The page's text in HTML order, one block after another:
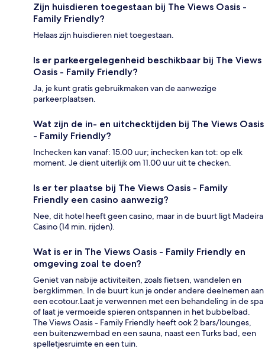
Zijn huisdieren toegestaan bij The Views Oasis -
Family Friendly?
Helaas zijn huisdieren niet toegestaan.
Is er parkeergelegenheid beschikbaar bij The Views
Oasis - Family Friendly?
Ja, je kunt gratis gebruikmaken van de aanwezige
parkeerplaatsen.
Wat zijn de in- en uitchecktijden bij The Views Oasis
- Family Friendly?
Inchecken kan vanaf: 15.00 uur; inchecken kan tot: op elk
moment. Je dient uiterlijk om 11.00 uur uit te checken.
Is er ter plaatse bij The Views Oasis - Family
Friendly een casino aanwezig?
Nee, dit hotel heeft geen casino, maar in de buurt ligt Madeira
Casino (14 min. rijden).
Wat is er in The Views Oasis - Family Friendly en
omgeving zoal te doen?
Geniet van nabije activiteiten, zoals fietsen, wandelen en
bergklimmen. In de buurt kun je onder andere deelnemen aan
een ecotour.Laat je verwennen met een behandeling in de spa
of laat je vermoeide spieren ontspannen in het bubbelbad.
The Views Oasis - Family Friendly heeft ook 2 bars/lounges,
een buitenzwembad en een sauna, naast een Turks bad, een
spelletjesruimte en een tuin.